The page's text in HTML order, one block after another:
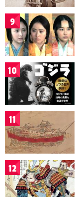
9
10
11
12